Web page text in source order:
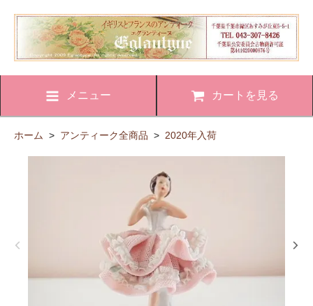
メニュー カートを見る
ホーム > アンティーク全商品 > 2020年入荷